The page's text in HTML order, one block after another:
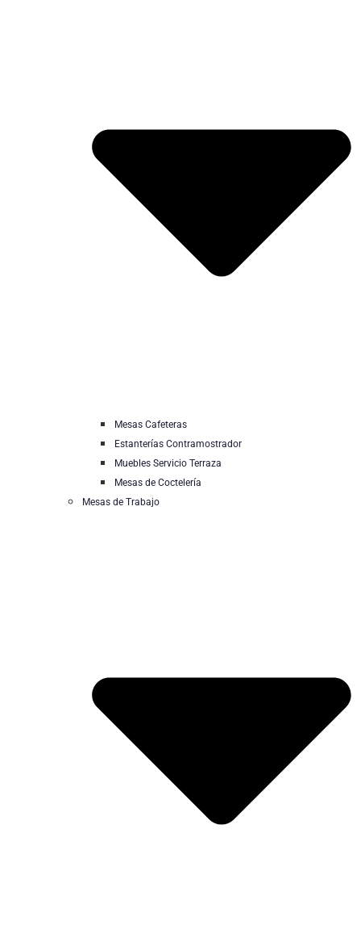
Mesas Cafeteras
Estanterías Contramostrador
Muebles Servicio Terraza
Mesas de Coctelería
Mesas de Trabajo